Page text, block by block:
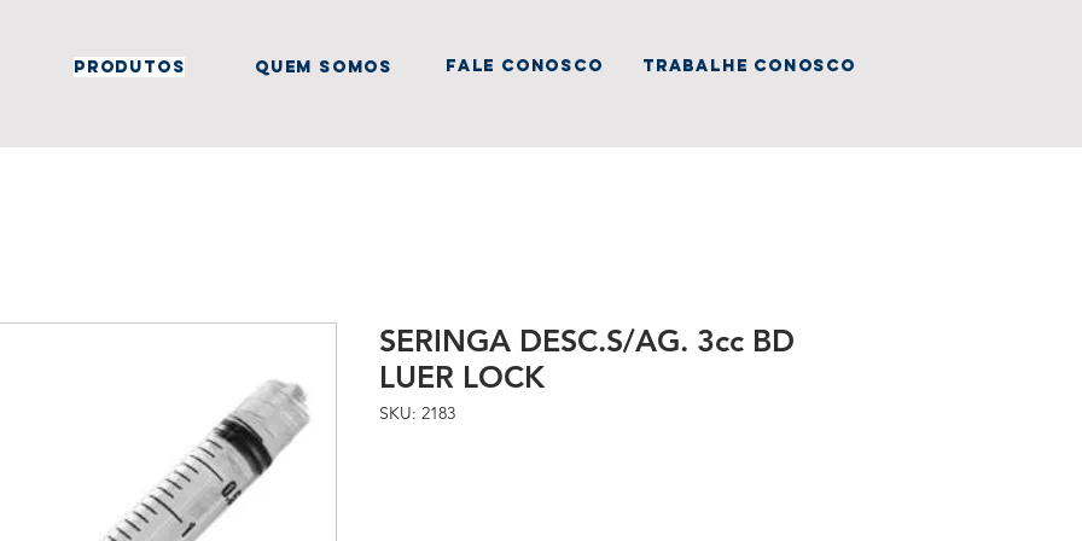
produtos quem somos fale conosco trabalhe conosco
SERINGA DESC.S/AG. 3cc BD
LUER LOCK
SKU: 2183